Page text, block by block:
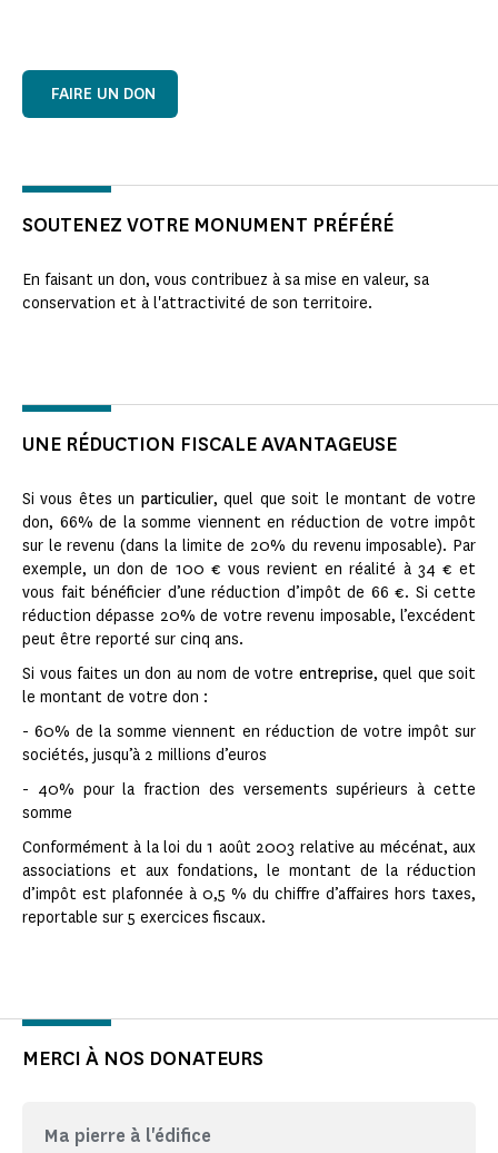
FAIRE UN DON
SOUTENEZ VOTRE MONUMENT PRÉFÉRÉ
En faisant un don, vous contribuez à sa mise en valeur, sa
conservation et à l'attractivité de son territoire.
UNE RÉDUCTION FISCALE AVANTAGEUSE
Si vous êtes un particulier, quel que soit le montant de votre
don, 66% de la somme viennent en réduction de votre impôt
sur le revenu (dans la limite de 20% du revenu imposable). Par
exemple, un don de 100 € vous revient en réalité à 34 € et
vous fait bénéficier d’une réduction d’impôt de 66 €. Si cette
réduction dépasse 20% de votre revenu imposable, l’excédent
peut être reporté sur cinq ans.
Si vous faites un don au nom de votre entreprise, quel que soit
le montant de votre don :
- 60% de la somme viennent en réduction de votre impôt sur
sociétés, jusqu’à 2 millions d’euros
- 40% pour la fraction des versements supérieurs à cette
somme
Conformément à la loi du 1 août 2003 relative au mécénat, aux
associations et aux fondations, le montant de la réduction
d’impôt est plafonnée à 0,5 % du chiffre d’affaires hors taxes,
reportable sur 5 exercices fiscaux.
MERCI À NOS DONATEURS
Ma pierre à l'édifice